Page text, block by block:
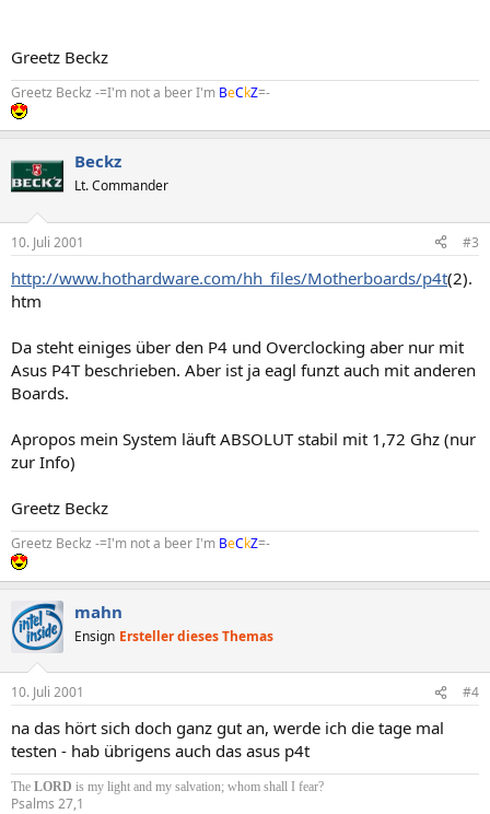
Greetz Beckz
Greetz Beckz -=I'm not a beer I'm BeCkZ=-
Beckz
Lt. Commander
10. Juli 2001 #3
http://www.hothardware.com/hh_files/Motherboards/p4t(2).
htm
Da steht einiges über den P4 und Overclocking aber nur mit
Asus P4T beschrieben. Aber ist ja eagl funzt auch mit anderen
Boards.
Apropos mein System läuft ABSOLUT stabil mit 1,72 Ghz (nur
zur Info)
Greetz Beckz
Greetz Beckz -=I'm not a beer I'm BeCkZ=-
mahn
Ensign Ersteller dieses Themas
10. Juli 2001 #4
na das hört sich doch ganz gut an, werde ich die tage mal
testen - hab übrigens auch das asus p4t
The LORD is my light and my salvation; whom shall I fear?
Psalms 27,1